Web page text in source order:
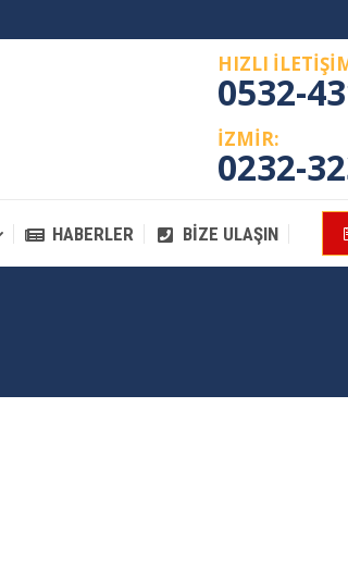
HIZLI
0532-
İZMİR:
0232-
HABERLER BIZE ULAŞIN
HABERLER BIZE ULAŞIN